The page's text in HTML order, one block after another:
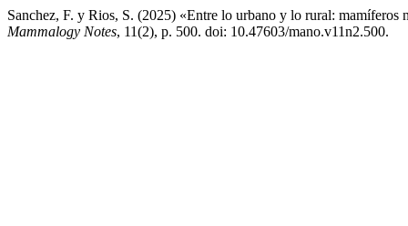
Sanchez, F. y Rios, S. (2025) «Entre lo urbano y lo rural:
Mammalogy Notes, 11(2), p. 500. doi: 10.47603/mano.v11n2.500.